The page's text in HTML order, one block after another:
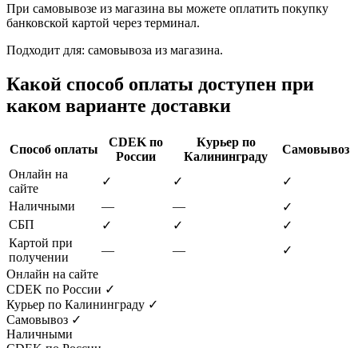
При самовывозе из магазина вы можете оплатить покупку
банковской картой через терминал.
Подходит для: самовывоза из магазина.
Какой способ оплаты доступен при
каком варианте доставки
Способ оплаты
CDEK по
России
Курьер по
Калининграду
Самовывоз
Онлайн на
сайте
✓ ✓
✓
Наличными
— —
✓
СБП
✓ ✓
✓
Картой при
получении
— —
✓
Онлайн на сайте
CDEK по России ✓
Курьер по Калининграду ✓
Самовывоз ✓
Наличными